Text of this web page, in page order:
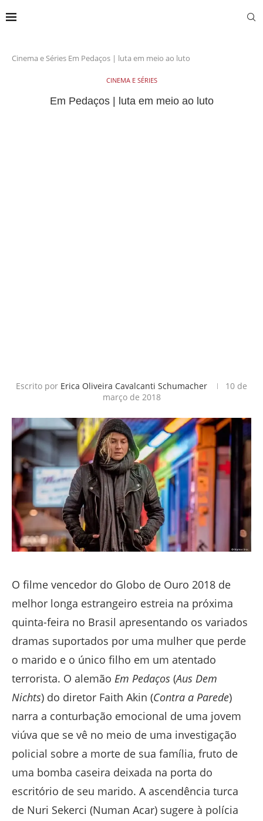
Cinema e Séries Em Pedaços | luta em meio ao luto
CINEMA E SÉRIES
Em Pedaços | luta em meio ao luto
Escrito por Erica Oliveira Cavalcanti Schumacher
10 de
março de 2018
O filme vencedor do Globo de Ouro 2018 de
melhor longa estrangeiro estreia na próxima
quinta-feira no Brasil apresentando os variados
dramas suportados por uma mulher que perde
o marido e o único filho em um atentado
terrorista. O alemão Em Pedaços (Aus Dem
Nichts) do diretor Faith Akin (Contra a Parede)
narra a conturbação emocional de uma jovem
viúva que se vê no meio de uma investigação
policial sobre a morte de sua família, fruto de
uma bomba caseira deixada na porta do
escritório de seu marido. A ascendência turca
de Nuri Sekerci (Numan Acar) sugere à polícia